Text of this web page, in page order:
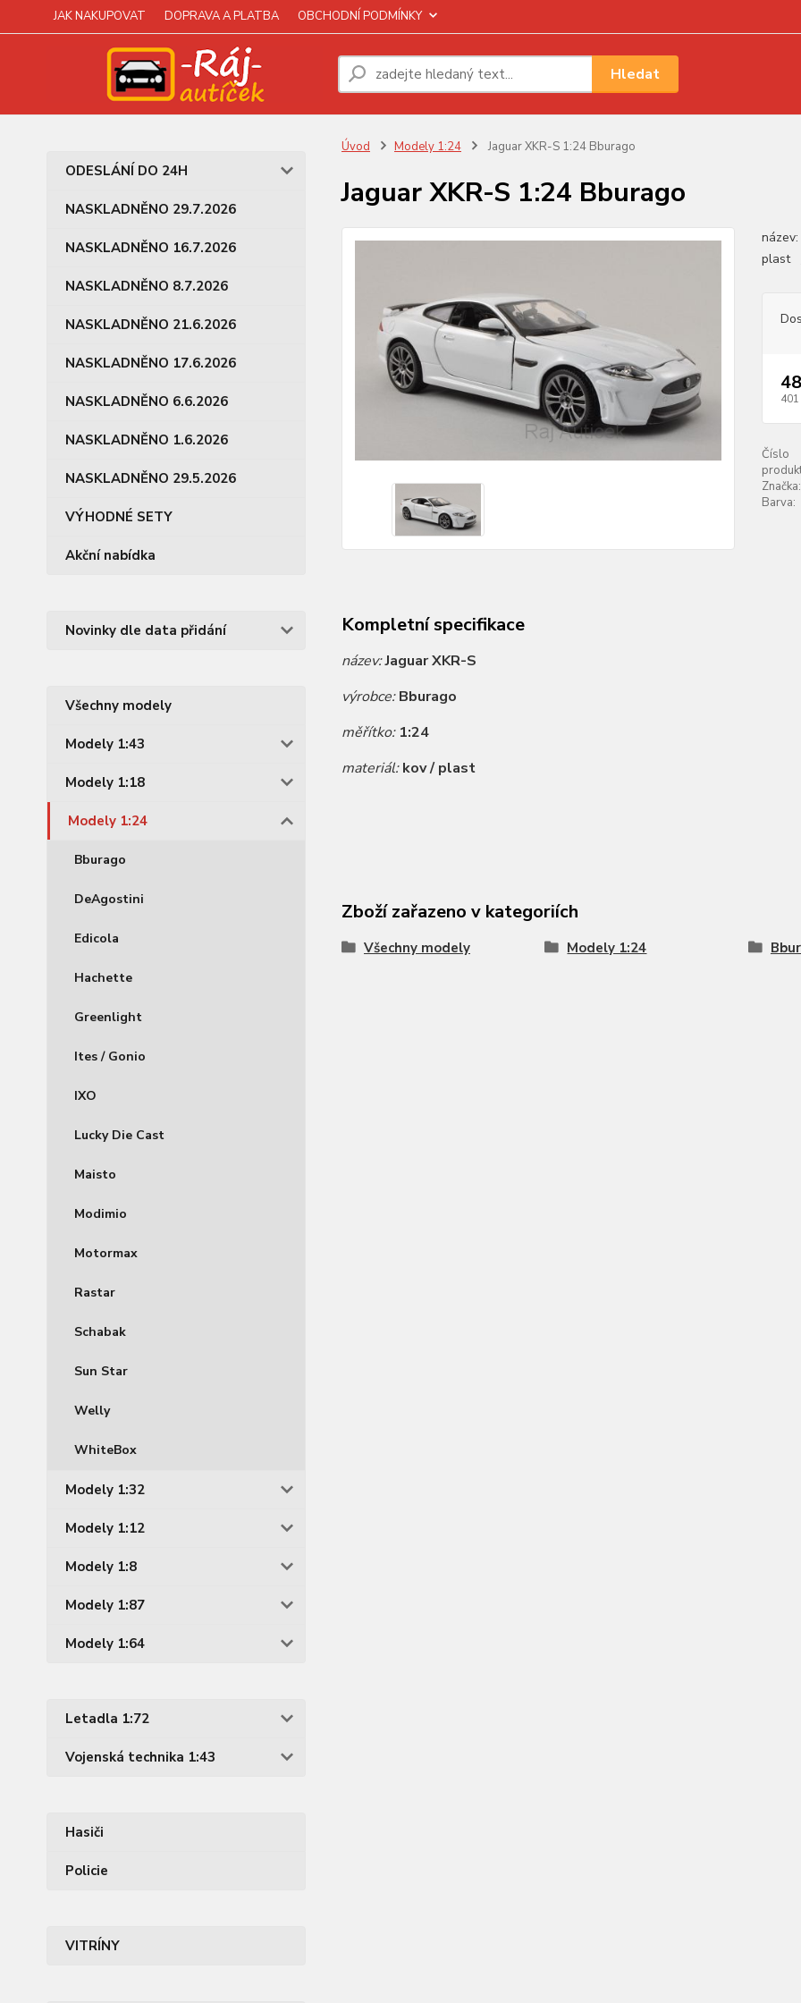
JAK NAKUPOVAT DOPRAVA A PLATBA OBCHODNÍ PODMÍNKY
Hledat
ODESLÁNÍ DO 24H
NASKLADNĚNO 29.7.2026
NASKLADNĚNO 16.7.2026
NASKLADNĚNO 8.7.2026
NASKLADNĚNO 21.6.2026
NASKLADNĚNO 17.6.2026
NASKLADNĚNO 6.6.2026
NASKLADNĚNO 1.6.2026
NASKLADNĚNO 29.5.2026
VÝHODNÉ SETY
Akční nabídka
Novinky dle data přidání
Všechny modely
Modely 1:43
Modely 1:18
Modely 1:24
Bburago
DeAgostini
Edicola
Hachette
Greenlight
Ites / Gonio
IXO
Lucky Die Cast
Maisto
Modimio
Motormax
Rastar
Schabak
Sun Star
Welly
WhiteBox
Modely 1:32
Modely 1:12
Modely 1:8
Modely 1:87
Modely 1:64
Letadla 1:72
Vojenská technika 1:43
Hasiči
Policie
VITRÍNY
Úvod Modely 1:24 Jaguar XKR-S 1:24 Bburago
Jaguar XKR-S 1:24 Bburago
plast
401
Číslo
Značka:
Barva:
Kompletní specifikace
název:Jaguar XKR-S
výrobce:Bburago
měřítko: 1:24
materiál:kov / plast
Zboží zařazeno v kategoriích
Všechny modely Modely 1:24